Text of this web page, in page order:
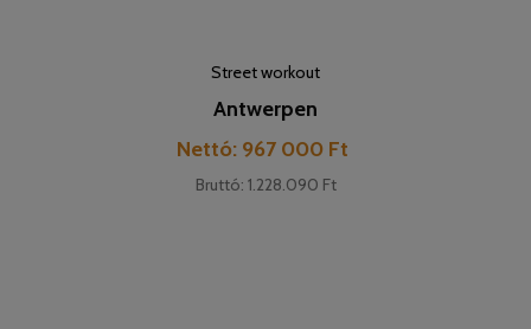
Street workout
Antwerpen
Pret
Nettó: 967 000 Ft
Bruttó: 1.228.090 Ft